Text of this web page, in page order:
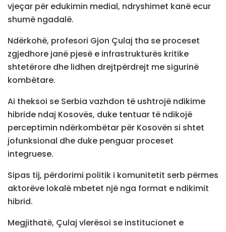
vjeçar për edukimin medial, ndryshimet kanë ecur
shumë ngadalë.
Ndërkohë, profesori Gjon Çulaj tha se proceset
zgjedhore janë pjesë e infrastrukturës kritike
shtetërore dhe lidhen drejtpërdrejt me sigurinë
kombëtare.
Ai theksoi se Serbia vazhdon të ushtrojë ndikime
hibride ndaj Kosovës, duke tentuar të ndikojë
perceptimin ndërkombëtar për Kosovën si shtet
jofunksional dhe duke penguar proceset
integruese.
Sipas tij, përdorimi politik i komunitetit serb përmes
aktorëve lokalë mbetet një nga format e ndikimit
hibrid.
Megjithatë, Çulaj vlerësoi se institucionet e